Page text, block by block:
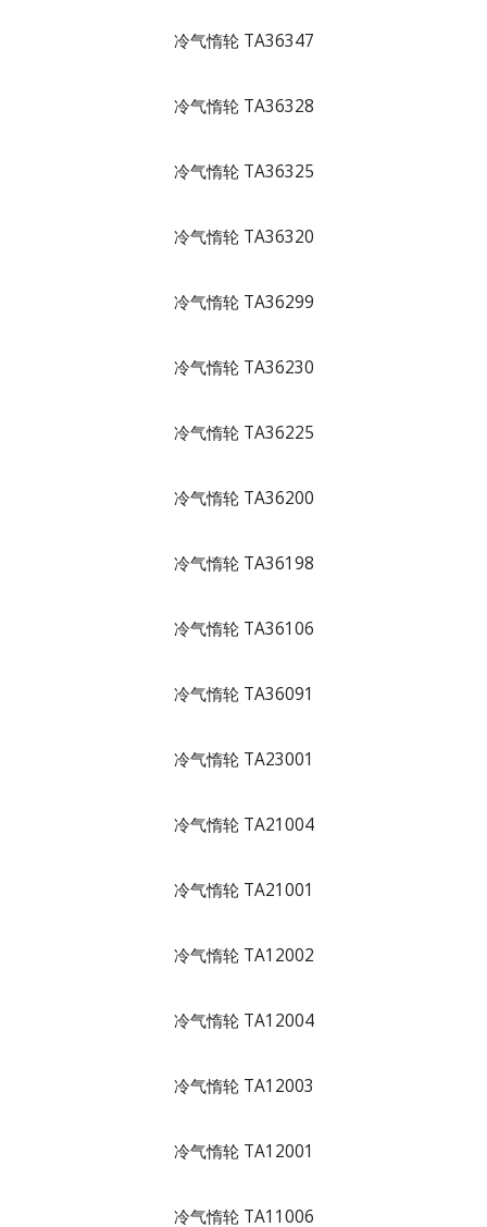
冷气惰轮 TA36347
冷气惰轮 TA36328
冷气惰轮 TA36325
冷气惰轮 TA36320
冷气惰轮 TA36299
冷气惰轮 TA36230
冷气惰轮 TA36225
冷气惰轮 TA36200
冷气惰轮 TA36198
冷气惰轮 TA36106
冷气惰轮 TA36091
冷气惰轮 TA23001
冷气惰轮 TA21004
冷气惰轮 TA21001
冷气惰轮 TA12002
冷气惰轮 TA12004
冷气惰轮 TA12003
冷气惰轮 TA12001
冷气惰轮 TA11006